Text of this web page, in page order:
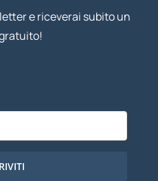
e riceverai subito un